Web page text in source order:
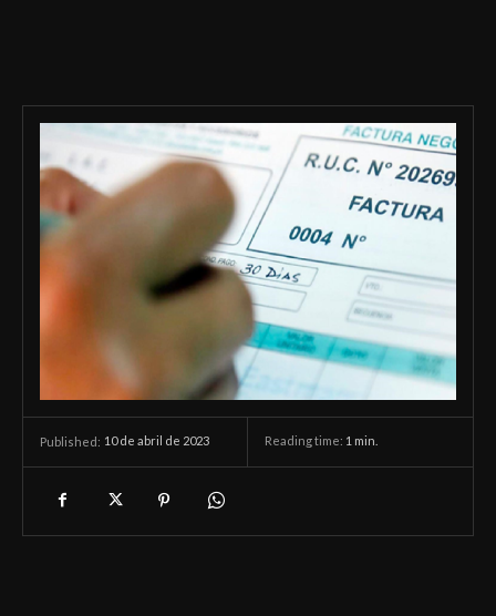
Published: 10 de abril de 2023 Reading time: 1 min.